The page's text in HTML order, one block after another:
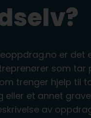
er det
som tar
trenger hjelp til
eller et annet
av